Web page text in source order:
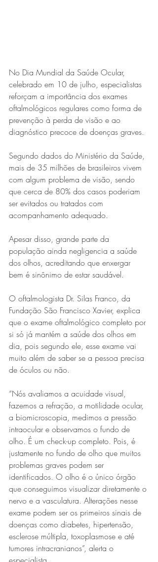
formar grupo de teatro cristão
no Vale do Aço
Série MPB abre temporada de
shows em Ipatinga com Flávio
Venturini
No Dia Mundial da Saúde Ocular,
celebrado em 10 de julho, especialistas
reforçam a importância dos exames
oftalmológicos regulares como forma de
prevenção à perda de visão e ao
diagnóstico precoce de doenças graves.
Segundo dados do Ministério da Saúde,
mais de 35 milhões de brasileiros vivem
com algum problema de visão, sendo
que cerca de 80% dos casos poderiam
ser evitados ou tratados com
acompanhamento adequado.
Apesar disso, grande parte da
população ainda negligencia a saúde
dos olhos, acreditando que enxergar
bem é sinônimo de estar saudável.
O oftalmologista Dr. Silas Franco, da
Fundação São Francisco Xavier, explica
que o exame oftalmológico completo por
si só já mantém a saúde dos olhos em
dia, pois segundo ele, esse exame vai
muito além de saber se a pessoa precisa
de óculos ou não.
“Nós avaliamos a acuidade visual,
fazemos a refração, a motilidade ocular,
a biomicroscopia, medimos a pressão
intraocular e observamos o fundo de
olho. É um check-up completo. Pois, é
justamente no fundo de olho que muitos
problemas graves podem ser
identificados. O olho é o único órgão
que conseguimos visualizar diretamente o
nervo e a vasculatura. Alterações nesse
exame podem ser os primeiros sinais de
doenças como diabetes, hipertensão,
esclerose múltipla, toxoplasmose e até
tumores intracranianos”, alerta o